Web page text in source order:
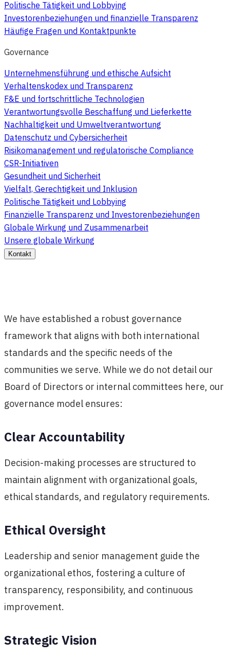
Politische Tätigkeit und Lobbying
Investorenbeziehungen und finanzielle Transparenz
Häufige Fragen und Kontaktpunkte
Governance
Unternehmensführung und ethische Aufsicht
Verhaltenskodex und Transparenz
F&E und fortschrittliche Technologien
Verantwortungsvolle Beschaffung und Lieferkette
Nachhaltigkeit und Umweltverantwortung
Datenschutz und Cybersicherheit
Risikomanagement und regulatorische Compliance
CSR-Initiativen
Gesundheit und Sicherheit
Vielfalt, Gerechtigkeit und Inklusion
Politische Tätigkeit und Lobbying
Finanzielle Transparenz und Investorenbeziehungen
Globale Wirkung und Zusammenarbeit
Unsere globale Wirkung
Kontakt
We have established a robust governance
framework that aligns with both international
standards and the specific needs of the
communities we serve. While we do not detail our
Board of Directors or internal committees here, our
governance model ensures:
Clear Accountability
Decision-making processes are structured to
maintain alignment with organizational goals,
ethical standards, and regulatory requirements.
Ethical Oversight
Leadership and senior management guide the
organizational ethos, fostering a culture of
transparency, responsibility, and continuous
improvement.
Strategic Vision